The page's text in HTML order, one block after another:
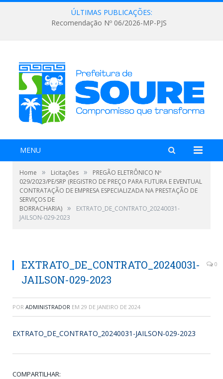
ÚLTIMAS PUBLICAÇÕES:
Recomendação Nº 06/2026-MP-PJS
MENU
Home » Licitações »
PREGÃO ELETRÔNICO Nº
029/2023/PE/SRP (REGISTRO DE PREÇO PARA FUTURA E EVENTUAL
CONTRATAÇÃO DE EMPRESA ESPECIALIZADA NA PRESTAÇÃO DE
SERVIÇOS DE
BORRACHARIA) »
EXTRATO_DE_CONTRATO_20240031-
JAILSON-029-2023
EXTRATO_DE_CONTRATO_20240031-
JAILSON-029-2023
0
POR ADMINISTRADOR EM 29 DE JANEIRO DE 2024
EXTRATO_DE_CONTRATO_20240031-JAILSON-029-2023
COMPARTILHAR: